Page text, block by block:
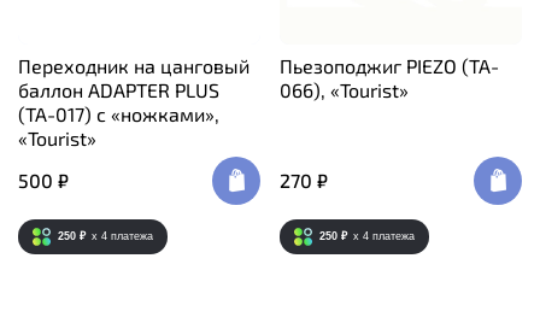
Переходник на цанговый
баллон ADAPTER PLUS
(TA-017) с «ножками»,
«Tourist»
500 ₽
250 ₽ x 4 платежа
Пьезоподжиг PIEZO (TA-
066), «Tourist»
270 ₽
250 ₽ x 4 платежа